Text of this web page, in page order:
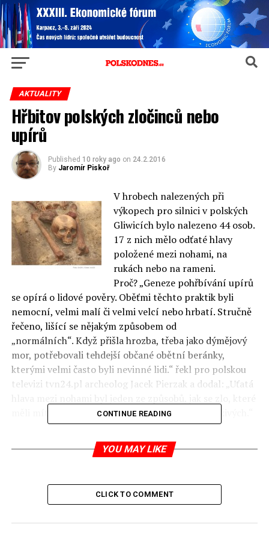
AKTUALITY
Hřbitov polských zločinců nebo
upírů
Published 10 roky ago on 24.2.2016
By Jaromír Piskoř
V hrobech nalezených při
výkopech pro silnici v polských
Gliwicích bylo nalezeno 44 osob.
17 z nich mělo odťaté hlavy
položené mezi nohami, na
rukách nebo na rameni.
Proč? „Geneze pohřbívání upírů
se opírá o lidové pověry. Oběťmi těchto praktik byli
nemocní, velmi malí či velmi velcí nebo hrbatí. Stručně
řečeno, lišící se nějakým způsobem od
„normálních“. Když přišla hrozba, třeba jako dýmějový
mor, potřebovali tehdejší občané obětní beránky,
kterými velmi často byli nevinné lidi.“ řekl pro polskou
televizi tvn24.pl archeolog Jacek Pierzak a dodal: „Uťatá
měli mít tito lidé v sobě, nemělo vrátit do světa živých.“
„Prokletý hřbitov“ v Gliwicích pravděpodobně pochází z
pozdního středověku. Někde z přelomu patnáctého a
žádná zmínka to znamená, že „byl pro jistotu
Hroby byly vykopány přesně na míru. Bylo známo kdo a
CONTINUE READING
YOU MAY LIKE
CLICK TO COMMENT